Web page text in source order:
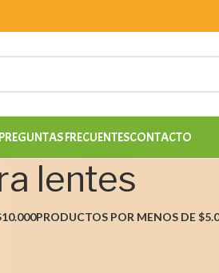
PREGUNTAS FRECUENTESCONTACTO
lentes
PRODUCTOS POR MENOS DE